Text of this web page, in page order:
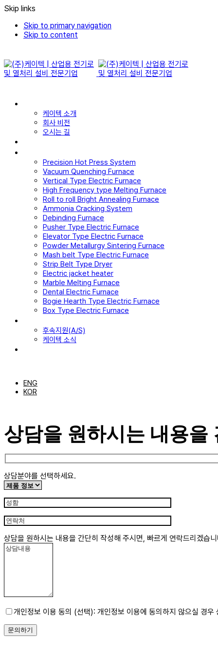
Skip links
Skip to primary navigation
Skip to content
케이텍 소개
회사 비전
오시는 길
Precision Hot Press System
Vacuum Quenching Furnace
Vertical Type Electric Furnace
High Frequency type Melting Furnace
Roll to roll Bright Annealing Furnace
Ammonia Cracking System
Debinding Furnace
Pusher Type Electric Furnace
Elevator Type Electric Furnace
Powder Metallurgy Sintering Furnace
Mash belt Type Electric Furnace
Strip Belt Type Dryer
Electric jacket heater
Marble Melting Furnace
Dental Electric Furnace
Bogie Hearth Type Electric Furnace
Box Type Electric Furnace
후속지원(A/S)
케이텍 소식
ENG
KOR
상담을 원하시는 내용을
상담분야를 선택하세요.
상담을 원하시는 내용을 간단히 작성해 주시면, 빠르게 연락드리겠습
개인정보 이용 동의 (선택): 개인정보 이용에 동의하지 않으실 경우